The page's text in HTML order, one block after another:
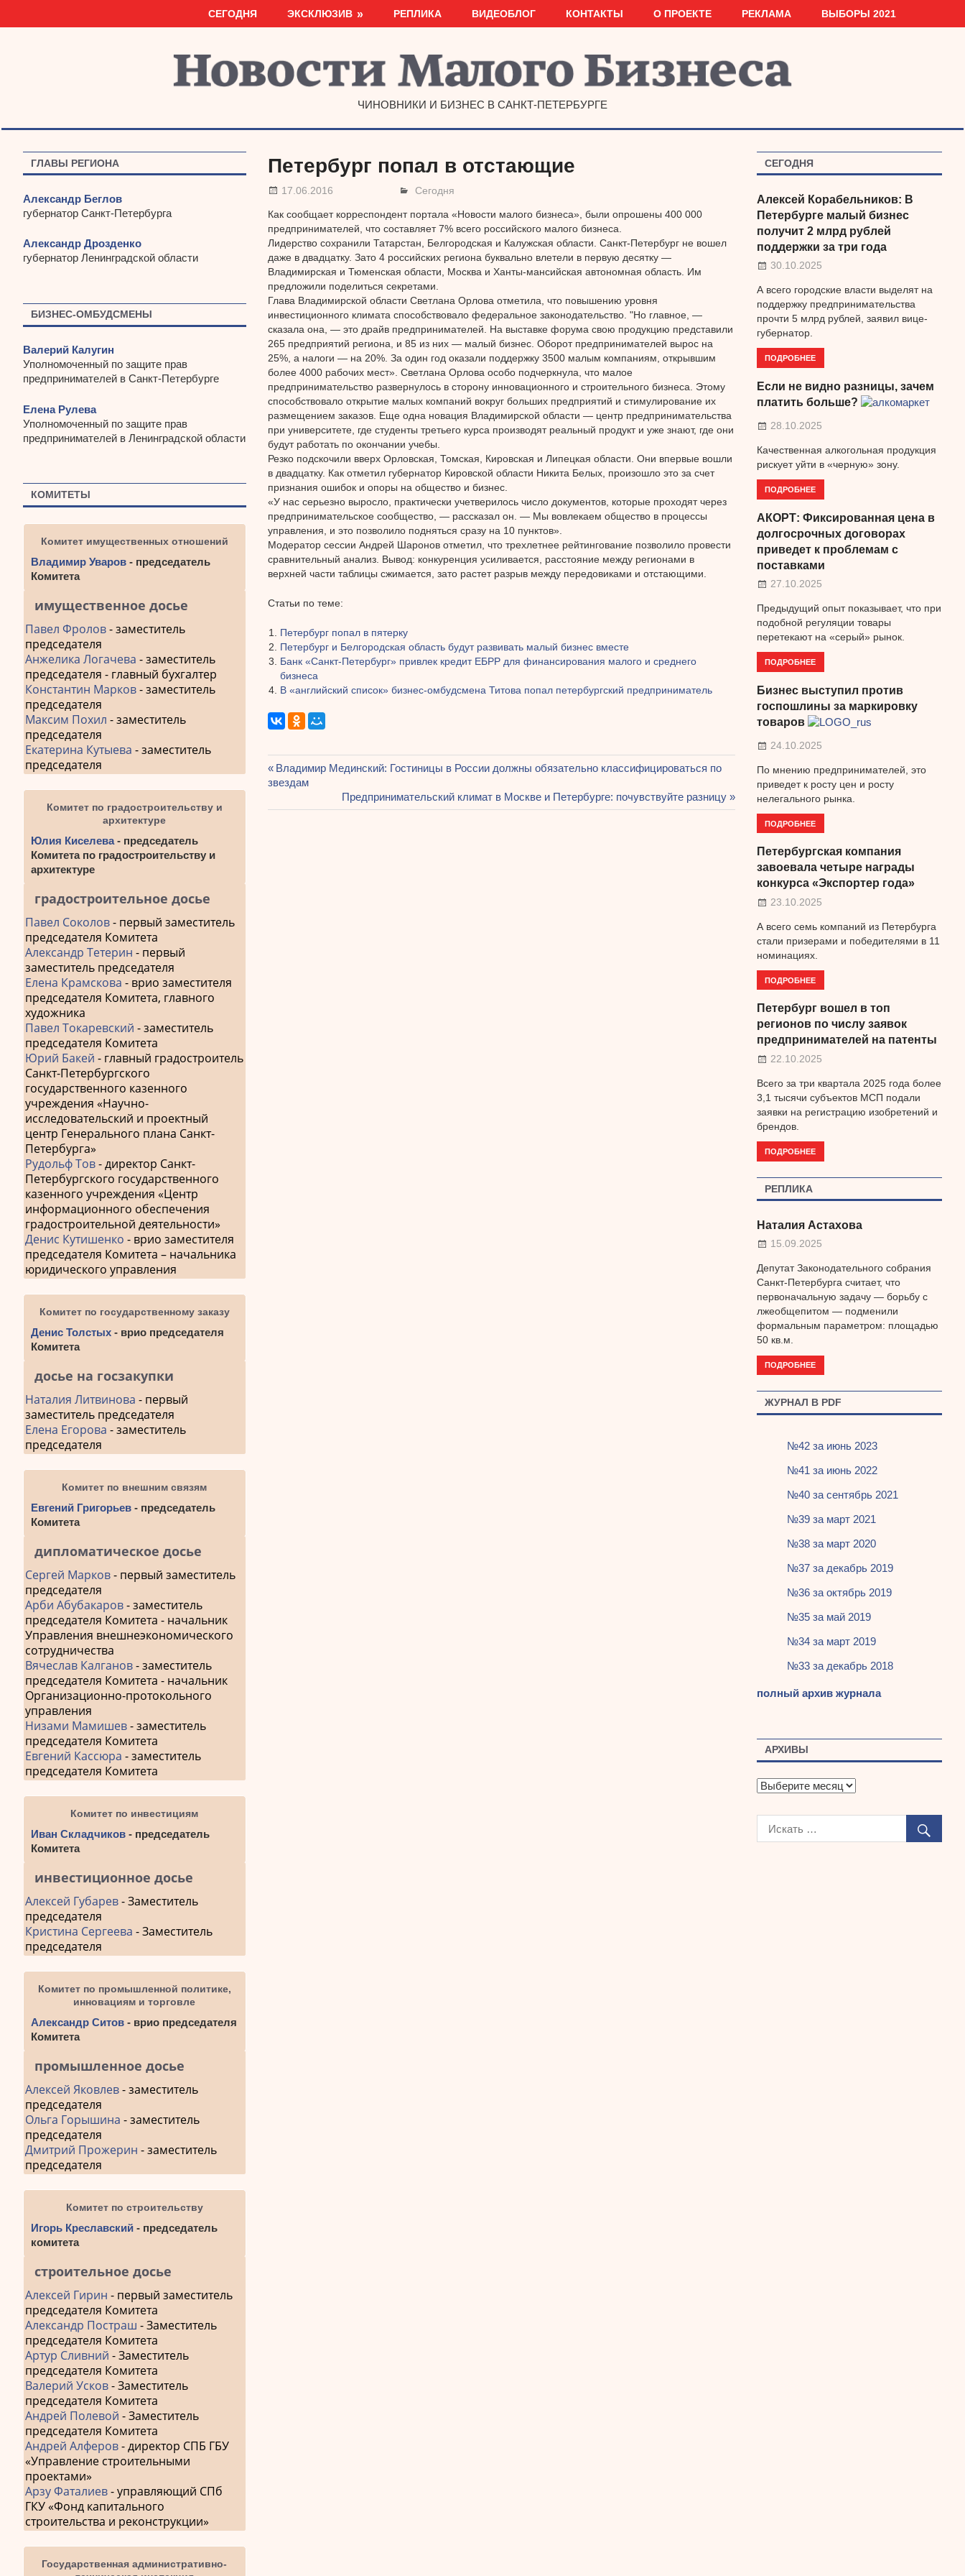
СЕГОДНЯ ЭКСКЛЮЗИВ РЕПЛИКА ВИДЕОБЛОГ КОНТАКТЫ О ПРОЕКТЕ РЕКЛАМА ВЫБОРЫ 2021
ЧИНОВНИКИ И БИЗНЕС В САНКТ-ПЕТЕРБУРГЕ
Петербург попал в отстающие
17.06.2016 Сегодня
Как сообщает корреспондент портала «Новости малого бизнеса», были опрошены 400 000
предпринимателей, что составляет 7% всего российского малого бизнеса.
Лидерство сохранили Татарстан, Белгородская и Калужская области. Санкт-Петербург не вошел
даже в двадцатку. Зато 4 российских региона буквально влетели в первую десятку —
Владимирская и Тюменская области, Москва и Ханты-мансийская автономная область. Им
предложили поделиться секретами.
Глава Владимирской области Светлана Орлова отметила, что повышению уровня
инвестиционного климата способствовало федеральное законодательство. "Но главное, —
сказала она, — это драйв предпринимателей. На выставке форума свою продукцию представили
265 предприятий региона, и 85 из них — малый бизнес. Оборот предпринимателей вырос на
25%, а налоги — на 20%. За один год оказали поддержку 3500 малым компаниям, открывшим
более 4000 рабочих мест». Светлана Орлова особо подчеркнула, что малое
предпринимательство развернулось в сторону инновационного и строительного бизнеса. Этому
способствовало открытие малых компаний вокруг больших предприятий и стимулирование их
размещением заказов. Еще одна новация Владимирской области — центр предпринимательства
при университете, где студенты третьего курса производят реальный продукт и уже знают, где они
будут работать по окончании учебы.
Резко подскочили вверх Орловская, Томская, Кировская и Липецкая области. Они впервые вошли
в двадцатку. Как отметил губернатор Кировской области Никита Белых, произошло это за счет
признания ошибок и опоры на общество и бизнес.
«У нас серьезно выросло, практически учетверилось число документов, которые проходят через
предпринимательское сообщество, — рассказал он. — Мы вовлекаем общество в процессы
управления, и это позволило подняться сразу на 10 пунктов».
Модератор сессии Андрей Шаронов отметил, что трехлетнее рейтингование позволило провести
сравнительный анализ. Вывод: конкуренция усиливается, расстояние между регионами в
верхней части таблицы сжимается, зато растет разрыв между передовиками и отстающими.
Статьи по теме:
Петербург попал в пятерку
Петербург и Белгородская область будут развивать малый бизнес вместе
Банк «Санкт-Петербург» привлек кредит ЕБРР для финансирования малого и среднего
бизнеса
В «английский список» бизнес-омбудсмена Титова попал петербургский предприниматель
Навигация
по
Предыдущая
запись:
Владимир Мединский: Гостиницы в России должны обязательно классифицироваться по
звездам
Следующая
запись:
Предпринимательский климат в Москве и Петербурге: почувствуйте разницу
ГЛАВЫ РЕГИОНА
Александр Беглов
губернатор Санкт-Петербурга
Александр Дрозденко
губернатор Ленинградской области
БИЗНЕС-ОМБУДСМЕНЫ
Валерий Калугин
Уполномоченный по защите прав
предпринимателей в Санкт-Петербурге
Елена Рулева
Уполномоченный по защите прав
предпринимателей в Ленинградской области
КОМИТЕТЫ
Комитет имущественных отношений
Владимир Уваров - председатель
Комитета
имущественное досье
Павел Фролов- заместитель
председателя
Анжелика Логачева - заместитель
председателя - главный бухгалтер
Константин Марков- заместитель
председателя
Максим Похил - заместитель
председателя
Екатерина Кутыева - заместитель
председателя
Комитет по градостроительству и
архитектуре
Юлия Киселева- председатель
Комитета по градостроительству и
архитектуре
градостроительное досье
Павел Соколов- первый заместитель
председателя Комитета
Александр Тетерин - первый
заместитель председателя
Елена Крамскова - врио заместителя
председателя Комитета, главного
художника
Павел Токаревский - заместитель
председателя Комитета
Юрий Бакей - главный градостроитель
Санкт-Петербургского
государственного казенного
учреждения «Научно-
исследовательский и проектный
центр Генерального плана Санкт-
Петербурга»
Рудольф Тов- директор Санкт-
Петербургского государственного
казенного учреждения «Центр
информационного обеспечения
градостроительной деятельности»
Денис Кутишенко - врио заместителя
председателя Комитета – начальника
юридического управления
Комитет по государственному заказу
Денис Толстых - врио председателя
Комитета
досье на госзакупки
Наталия Литвинова - первый
заместитель председателя
Елена Егорова - заместитель
председателя
Комитет по внешним связям
Евгений Григорьев - председатель
Комитета
дипломатическое досье
Сергей Марков- первый заместитель
председателя
Арби Абубакаров- заместитель
председателя Комитета - начальник
Управления внешнеэкономического
сотрудничества
Вячеслав Калганов- заместитель
председателя Комитета - начальник
Организационно-протокольного
управления
Низами Мамишев- заместитель
председателя Комитета
Евгений Кассюра - заместитель
председателя Комитета
Комитет по инвестициям
Иван Складчиков - председатель
Комитета
инвестиционное досье
Алексей Губарев- Заместитель
председателя
Кристина Сергеева - Заместитель
председателя
Комитет по промышленной политике,
инновациям и торговле
Александр Ситов - врио председателя
Комитета
промышленное досье
Алексей Яковлев- заместитель
председателя
Ольга Горышина - заместитель
председателя
Дмитрий Прожерин - заместитель
председателя
Комитет по строительству
Игорь Креславский - председатель
комитета
строительное досье
Алексей Гирин - первый заместитель
председателя Комитета
Александр Постраш - Заместитель
председателя Комитета
Артур Сливний - Заместитель
председателя Комитета
Валерий Усков- Заместитель
председателя Комитета
Андрей Полевой - Заместитель
председателя Комитета
Андрей Алферов- директор СПБ ГБУ
«Управление строительными
проектами»
Арзу Фаталиев- управляющий СПб
ГКУ «Фонд капитального
строительства и реконструкции»
Государственная административно-
СЕГОДНЯ
Алексей Корабельников: В
Петербурге малый бизнес
получит 2 млрд рублей
поддержки за три года
30.10.2025
А всего городские власти выделят на
поддержку предпринимательства
прочти 5 млрд рублей, заявил вице-
губернатор.
ПОДРОБНЕЕ
Если не видно разницы, зачем
платить больше?
28.10.2025
Качественная алкогольная продукция
рискует уйти в «черную» зону.
ПОДРОБНЕЕ
АКОРТ: Фиксированная цена в
долгосрочных договорах
приведет к проблемам с
поставками
27.10.2025
Предыдущий опыт показывает, что при
подобной регуляции товары
перетекают на «серый» рынок.
ПОДРОБНЕЕ
Бизнес выступил против
госпошлины за маркировку
товаров
24.10.2025
По мнению предпринимателей, это
приведет к росту цен и росту
нелегального рынка.
ПОДРОБНЕЕ
Петербургская компания
завоевала четыре награды
конкурса «Экспортер года»
23.10.2025
А всего семь компаний из Петербурга
стали призерами и победителями в 11
номинациях.
ПОДРОБНЕЕ
Петербург вошел в топ
регионов по числу заявок
предпринимателей на патенты
22.10.2025
Всего за три квартала 2025 года более
3,1 тысячи субъектов МСП подали
заявки на регистрацию изобретений и
брендов.
ПОДРОБНЕЕ
РЕПЛИКА
Наталия Астахова
15.09.2025
Депутат Законодательного собрания
Санкт-Петербурга считает, что
первоначальную задачу — борьбу с
лжеобщепитом — подменили
формальным параметром: площадью
50 кв.м.
ПОДРОБНЕЕ
ЖУРНАЛ В PDF
№42 за июнь 2023
№41 за июнь 2022
№40 за сентябрь 2021
№39 за март 2021
№38 за март 2020
№37 за декабрь 2019
№36 за октябрь 2019
№35 за май 2019
№34 за март 2019
№33 за декабрь 2018
полный архив журнала
АРХИВЫ
А
х
в